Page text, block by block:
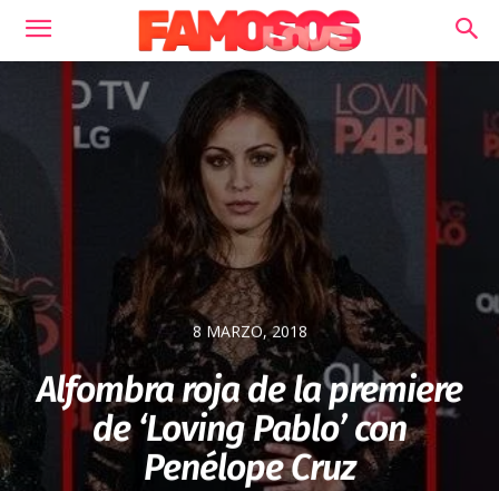
8 MARZO, 2018
Alfombra roja de la premiere
de ‘Loving Pablo’ con
Penélope Cruz